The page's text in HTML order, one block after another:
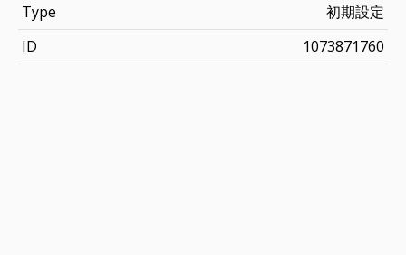
Type
初期設定
ID
1073871760